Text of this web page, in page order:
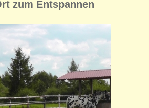
zum Entspannen